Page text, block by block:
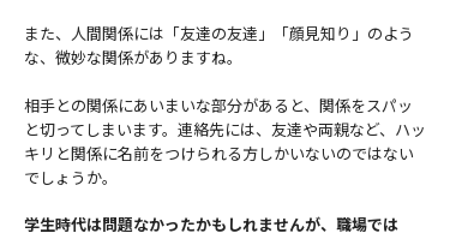
また、人間関係には「友達の友達」「顔見知り」のよう
な、微妙な関係がありますね。
相手との関係にあいまいな部分があると、関係をスパッ
と切ってしまいます。連絡先には、友達や両親など、ハッ
キリと関係に名前をつけられる方しかいないのではない
でしょうか。
学生時代は問題なかったかもしれませんが、職場では